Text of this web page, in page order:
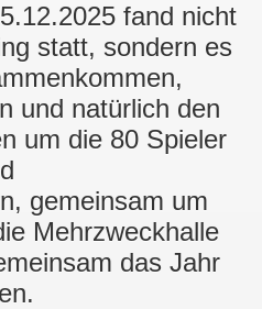
fand nicht
statt, sondern es
und natürlich den
um die 80 Spieler
gemeinsam um
Mehrzweckhalle
das Jahr